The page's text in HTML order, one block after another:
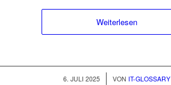
Weiterlesen
6. JULI 2025 VON IT-GLOSSARY